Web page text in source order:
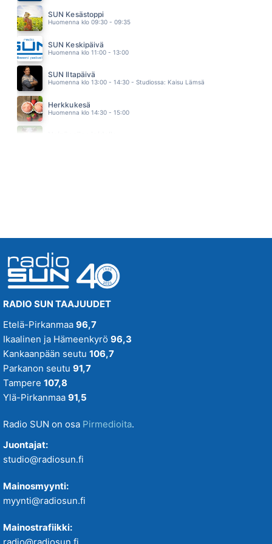
BONNIE TYLER
04.35
RESSU REDFORD
04.33
KIRKA
04.29
JUHA TAPIO
04.26
SUN Kesästoppi
Huomenna klo 09:30 - 09:35
SUN Keskipäivä
Huomenna klo 11:00 - 13:00
SUN Iltapäivä
Huomenna klo 13:00 - 14:30 - Studiossa: Kaisu Lämsä
Herkkukesä
Huomenna klo 14:30 - 15:00
RADIO SUN TAAJUUDET
Etelä-Pirkanmaa 96,7
Ikaalinen ja Hämeenkyrö 96,3
Kankaanpään seutu 106,7
Parkanon seutu 91,7
Tampere 107,8
Ylä-Pirkanmaa 91,5
Radio SUN on osa Pirmedioita.
Juontajat:
studio@radiosun.fi
Mainosmyynti:
myynti@radiosun.fi
Mainostrafiikki: